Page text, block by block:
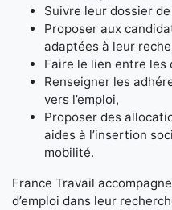
Suivre leur dossier
Proposer aux
adaptées à leur
Faire le lien entre
Renseigner les
vers l’emploi,
Proposer des
aides à l’insertion
mobilité.
France Travail
d’emploi dans leur